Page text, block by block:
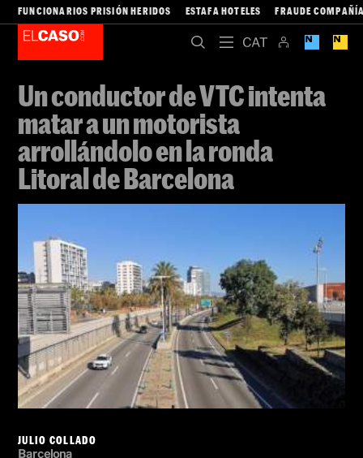
FUNCIONARIOS PRISIÓN HERIDOS ESTAFA HOTELES FRAUDE
Un conductor de VTC intenta
matar a un motorista
arrollándolo en la ronda
Litoral de Barcelona
JULIO COLLADO
Barcelona